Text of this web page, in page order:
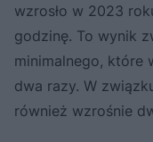
wzrosło w 2023
godzinę. To wynik
minimalnego, które
dwa razy. W
również wzrośnie